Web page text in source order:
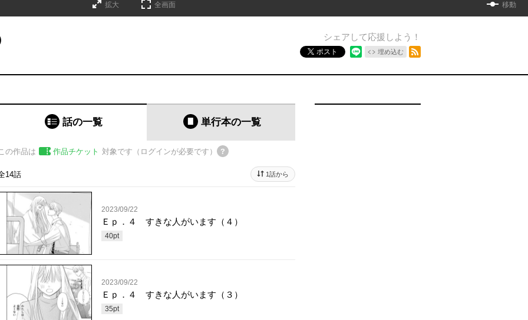
拡大 全画面 移動
シェアして応援しよう！
ポスト 埋め込む
話の一覧 単行本の一覧
の作品は 作品チケット 対象です（ログインが必要です）
14話 1話から
2023/09/22
Ｅｐ．４ すきな人がいます（４）
40pt
2023/09/22
Ｅｐ．４ すきな人がいます（３）
35pt